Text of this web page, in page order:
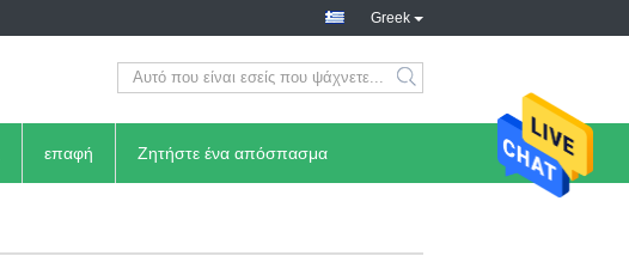
Greek
επαφή Ζητήστε ένα απόσπασμα